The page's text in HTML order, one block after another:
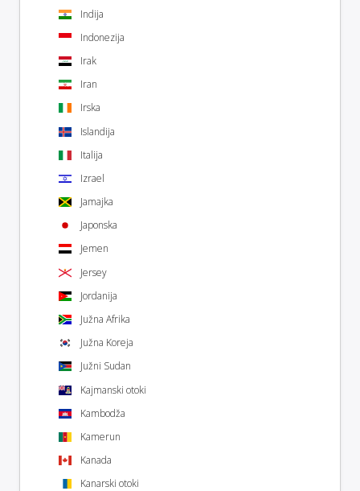
Indija
Indonezija
Irak
Iran
Irska
Islandija
Italija
Izrael
Jamajka
Japonska
Jemen
Jersey
Jordanija
Južna Afrika
Južna Koreja
Južni Sudan
Kajmanski otoki
Kambodža
Kamerun
Kanada
Kanarski otoki